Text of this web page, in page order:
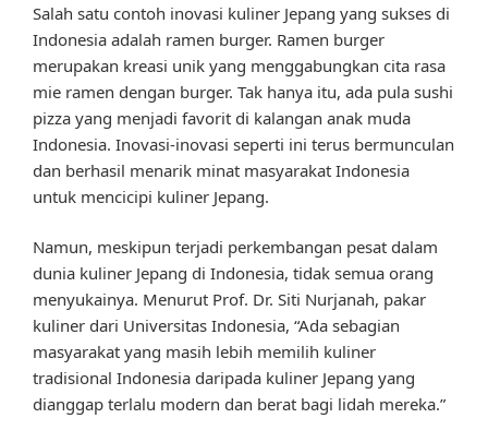
Salah satu contoh inovasi kuliner Jepang yang sukses di
Indonesia adalah ramen burger. Ramen burger
merupakan kreasi unik yang menggabungkan cita rasa
mie ramen dengan burger. Tak hanya itu, ada pula sushi
pizza yang menjadi favorit di kalangan anak muda
Indonesia. Inovasi-inovasi seperti ini terus bermunculan
dan berhasil menarik minat masyarakat Indonesia
untuk mencicipi kuliner Jepang.
Namun, meskipun terjadi perkembangan pesat dalam
dunia kuliner Jepang di Indonesia, tidak semua orang
menyukainya. Menurut Prof. Dr. Siti Nurjanah, pakar
kuliner dari Universitas Indonesia, “Ada sebagian
masyarakat yang masih lebih memilih kuliner
tradisional Indonesia daripada kuliner Jepang yang
dianggap terlalu modern dan berat bagi lidah mereka.”